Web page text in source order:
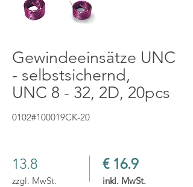
Gewindeeinsätze UNC
- selbstsichernd,
UNC 8 - 32, 2D, 20pcs
0102#100019CK-20
13.8
zzgl. MwSt.
€ 16.9
inkl. MwSt.